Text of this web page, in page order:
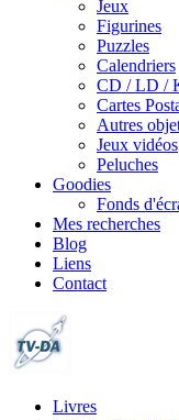
Jeux
Figurines
Puzzles
Calendriers
CD / LD /
Cartes
Autres
Jeux vidéos
Peluches
Goodies
Fonds
Mes recherches
Blog
Liens
Contact
Livres